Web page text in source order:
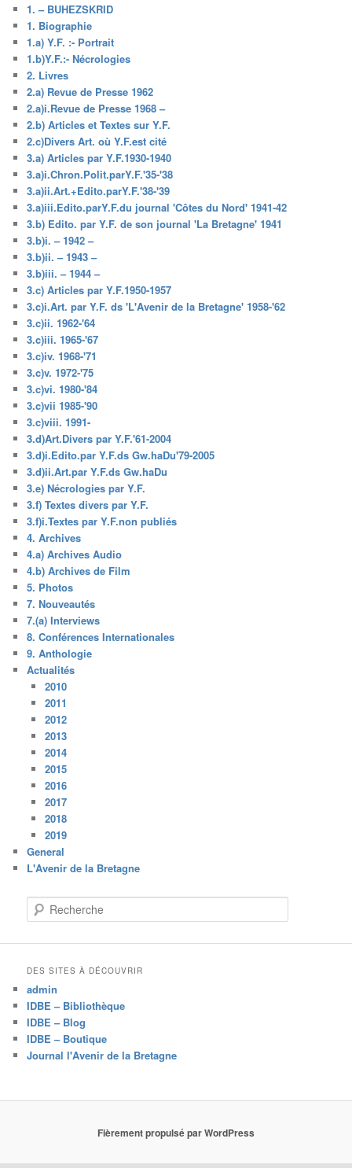
1. – BUHEZSKRID
1. Biographie
1.a) Y.F. :- Portrait
1.b)Y.F.:- Nécrologies
2. Livres
2.a) Revue de Presse 1962
2.a)i.Revue de Presse 1968 –
2.b) Articles et Textes sur Y.F.
2.c)Divers Art. où Y.F.est cité
3.a) Articles par Y.F.1930-1940
3.a)i.Chron.Polit.parY.F.'35-'38
3.a)ii.Art.+Edito.parY.F.'38-'39
3.a)iii.Edito.parY.F.du journal 'Côtes du Nord' 1941-42
3.b) Edito. par Y.F. de son journal 'La Bretagne' 1941
3.b)i. – 1942 –
3.b)ii. – 1943 –
3.b)iii. – 1944 –
3.c) Articles par Y.F.1950-1957
3.c)i.Art. par Y.F. ds 'L'Avenir de la Bretagne' 1958-'62
3.c)ii. 1962-'64
3.c)iii. 1965-'67
3.c)iv. 1968-'71
3.c)v. 1972-'75
3.c)vi. 1980-'84
3.c)vii 1985-'90
3.c)viii. 1991-
3.d)Art.Divers par Y.F.'61-2004
3.d)i.Edito.par Y.F.ds Gw.haDu'79-2005
3.d)ii.Art.par Y.F.ds Gw.haDu
3.e) Nécrologies par Y.F.
3.f) Textes divers par Y.F.
3.f)i.Textes par Y.F.non publiés
4. Archives
4.a) Archives Audio
4.b) Archives de Film
5. Photos
7. Nouveautés
7.(a) Interviews
8. Conférences Internationales
9. Anthologie
Actualités
2010
2011
2012
2013
2014
2015
2016
2017
2018
2019
General
L'Avenir de la Bretagne
e
c
h
e
DES SITES À DÉCOUVRIR
admin
IDBE – Bibliothèque
IDBE – Blog
IDBE – Boutique
Journal l'Avenir de la Bretagne
Fièrement propulsé par WordPress